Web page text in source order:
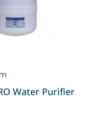
Water Purifier